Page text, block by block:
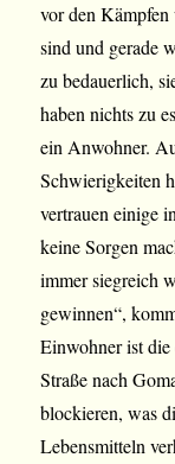
vor den
sind und gerade
zu bedauerlich,
haben nichts zu
ein Anwohner.
Schwierigkeiten
vertrauen einige
keine Sorgen
immer siegreich
gewinnen“,
Einwohner ist
Straße nach
blockieren, was
Lebensmitteln